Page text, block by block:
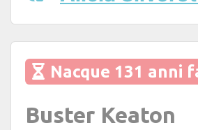
Nacque 131 anni
Buster Keaton